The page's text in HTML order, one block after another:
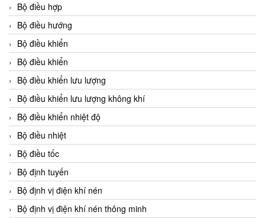
Bộ điều hợp
Bộ điều hướng
Bộ điều khiển
Bộ điều khiển
Bộ điều khiển lưu lượng
Bộ điều khiển lưu lượng không khí
Bộ điều khiển nhiệt độ
Bộ điều nhiệt
Bộ điều tốc
Bộ định tuyến
Bộ định vị điện khí nén
Bộ định vị điện khí nén thông minh